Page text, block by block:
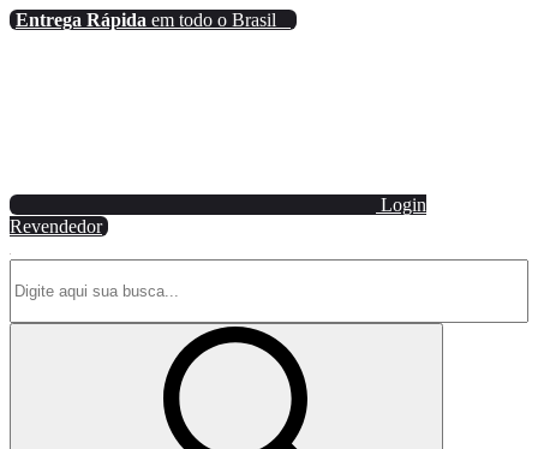
Entrega Rápida em todo o Brasil
Login
Revendedor